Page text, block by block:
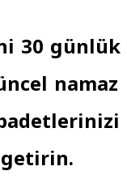
30 günlük
namaz